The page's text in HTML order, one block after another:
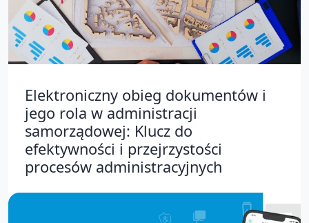
Elektroniczny obieg dokumentów i
jego rola w administracji
samorządowej: Klucz do
efektywności i przejrzystości
procesów administracyjnych